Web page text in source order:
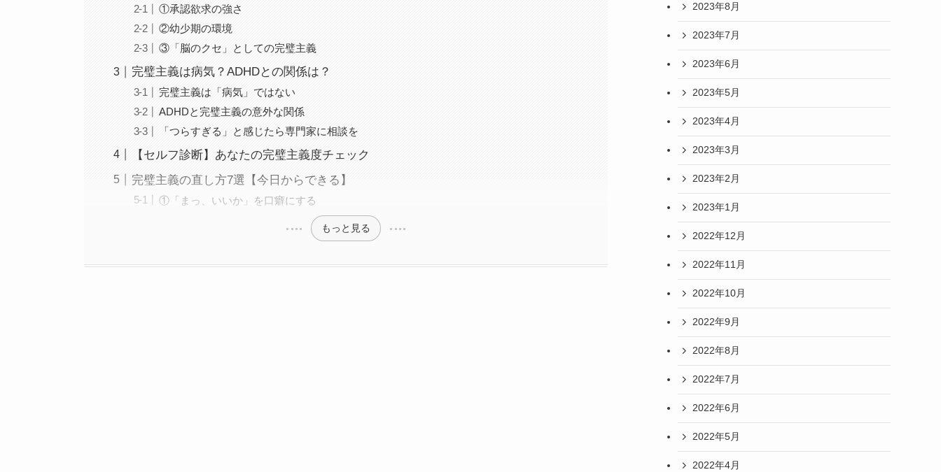
①承認欲求の強さ
②幼少期の環境
③「脳のクセ」としての完璧主義
完璧主義は病気？ADHDとの関係は？
完璧主義は「病気」ではない
ADHDと完璧主義の意外な関係
「つらすぎる」と感じたら専門家に相談を
【セルフ診断】あなたの完璧主義度チェック
完璧主義の直し方7選【今日からできる】
①「まっ、いいか」を口癖にする
もっと見る
2023年8月
2023年7月
2023年6月
2023年5月
2023年4月
2023年3月
2023年2月
2023年1月
2022年12月
2022年11月
2022年10月
2022年9月
2022年8月
2022年7月
2022年6月
2022年5月
2022年4月